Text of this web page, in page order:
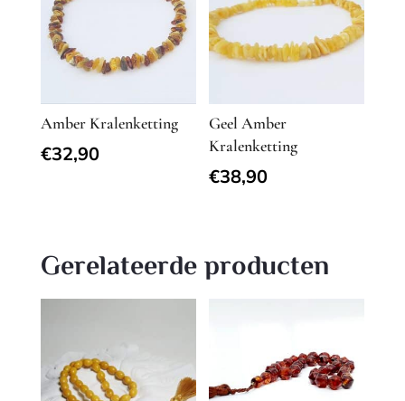
Amber Kralenketting
€32,90
Geel Amber
Kralenketting
€38,90
Gerelateerde producten